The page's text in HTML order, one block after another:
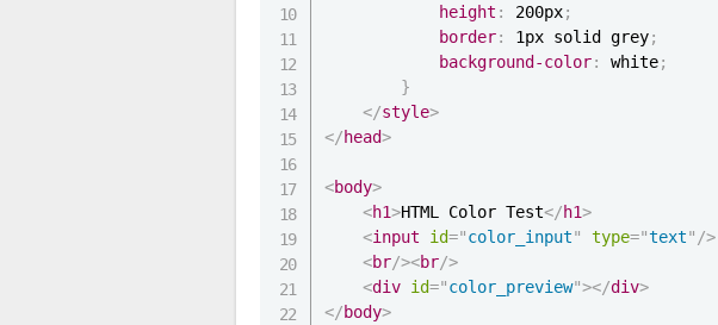
height : 200px;
border: 1px solid grey;
background-color: white;
}
</style>
</head>
<body>
<h1>HTML Color Test</h1>
<input id="color_input" type="text" />
<br/><br/>
<div id="color_preview"></div>
</body>